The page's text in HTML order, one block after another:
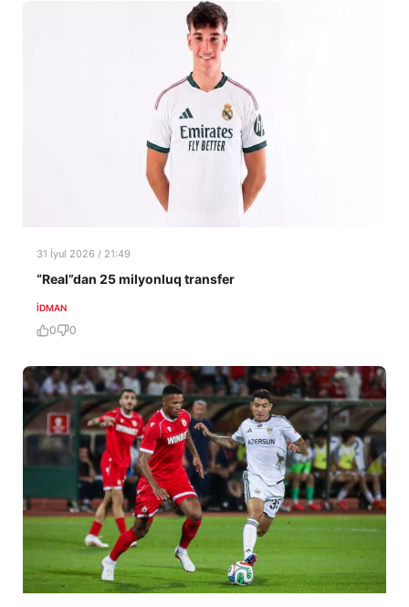
31 İyul 2026 / 21:49
“Real”dan 25 milyonluq transfer
İDMAN
0 0